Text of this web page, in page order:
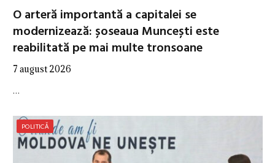
O arteră importantă a capitalei se
modernizează: șoseaua Muncești este
reabilitată pe mai multe tronsoane
7 august 2026
…
POLITICĂ